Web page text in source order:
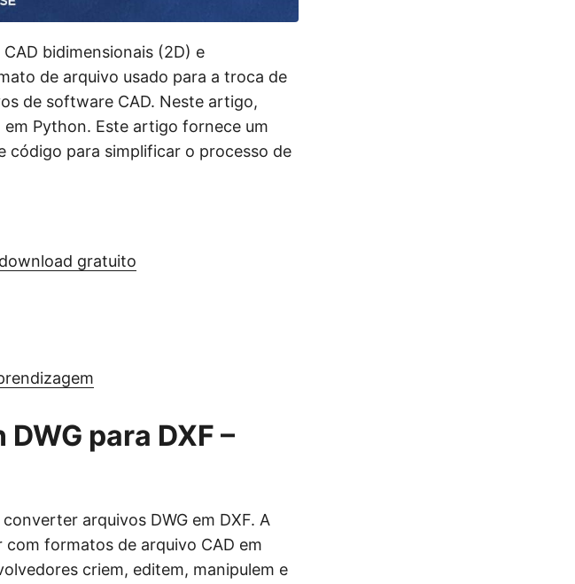
bidimensionais (2D) e
de arquivo usado para a troca de
de software CAD. Neste artigo,
Python. Este artigo fornece um
código para simplificar o processo de
gratuito
para DXF –
converter arquivos DWG em DXF. A
formatos de arquivo CAD em
criem, editem, manipulem e